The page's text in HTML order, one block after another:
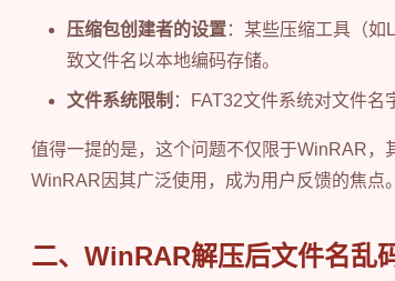
压缩包创建者的设置：某些压缩工具（
致文件名以本地编码存储。
文件系统限制 ：FAT32文件系统对文件名
值得一提的是，这个问题不仅限于WinRAR
WinRAR因其广泛使用，成为用户反馈的焦点。
二、WinRAR解压后文件名乱